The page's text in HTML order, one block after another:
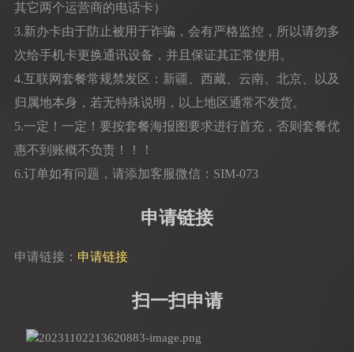
其它两个运营商的电话卡）
3.新办卡由于防止被用于诈骗，会有严格监控，所以请勿多
次给手机卡更换通讯设备，并且保证其正常使用。
4.互联网套餐常规禁发区：新疆、西藏、云南、北京、以及
归属地本身，若无特殊说明，以上地区通常不发货。
5.一定！一定！要按套餐海报图要求进行首充，否则套餐优
惠不到账概不负责！！！
6.订单如有问题，请添加客服微信：SIM-073
申请链接
申请链接： 申请链接
扫一扫申请